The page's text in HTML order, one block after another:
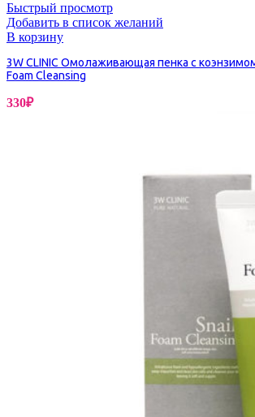
Быстрый просмотр
Добавить в список желаний
В корзину
3W CLINIC Омолаживающая пенка с
Foam Cleansing
330₽